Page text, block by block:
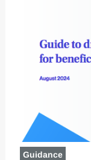
Guidance